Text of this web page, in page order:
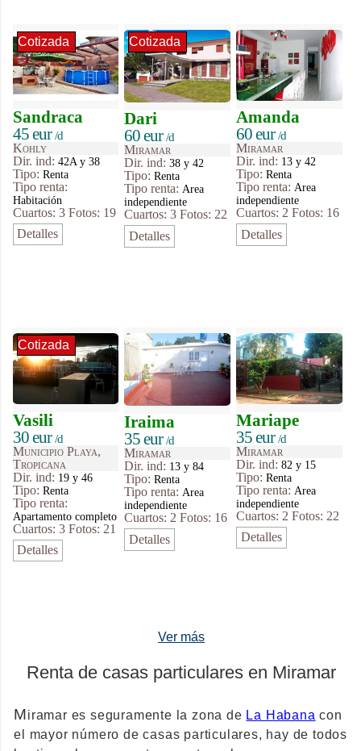
Cotizada
Sandraca
45 eur/d
Kohly
Dir. ind: 42A y 38
Tipo: Renta
Tipo renta:
Habitación
Cuartos: 3 Fotos: 19
Detalles
Cotizada
Dari
60 eur/d
Miramar
Dir. ind:38 y 42
Tipo:Renta
Tipo renta: Area
independiente
Cuartos: 3 Fotos: 22
Detalles
Amanda
60 eur/d
Miramar
Dir. ind: 13 y 42
Tipo:Renta
Tipo renta: Area
independiente
Cuartos: 2 Fotos: 16
Detalles
Cotizada
Vasili
30 eur/d
Municipio Playa,
Tropicana
Dir. ind: 19 y 46
Tipo: Renta
Tipo renta:
Apartamento completo
Cuartos: 3 Fotos: 21
Detalles
Iraima
35 eur/d
Miramar
Dir. ind: 13 y 84
Tipo:Renta
Tipo renta: Area
independiente
Cuartos: 2 Fotos: 16
Detalles
Mariape
35 eur/d
Miramar
Dir. ind:82 y 15
Tipo:Renta
Tipo renta: Area
independiente
Cuartos: 2 Fotos: 22
Detalles
Ver más
Renta de casas particulares en Miramar
Miramar es seguramente la zona de La Habana con
el mayor número de casas particulares, hay de todos